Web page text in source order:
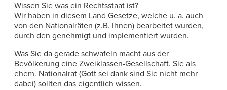
Wissen Sie was ein Rechtsstaat ist?
Wir haben in diesem Land Gesetze, welche u. a. auch
von den Nationalräten (z.B. Ihnen) bearbeitet wurden,
durch den genehmigt und implementiert wurden.
Was Sie da gerade schwafeln macht aus der
Bevölkerung eine Zweiklassen-Gesellschaft. Sie als
ehem. Nationalrat (Gott sei dank sind Sie nicht mehr
dabei) sollten das eigentlich wissen.